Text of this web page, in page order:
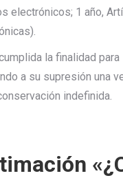
electrónicos; 1 año,
la finalidad
a su supresión una
indefinida.